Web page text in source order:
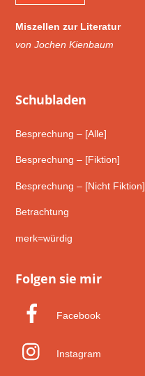
Miszellen zur Literatur
von Jochen Kienbaum
Schub­laden
Besprechung – [Alle]
Besprechung – [Fiktion]
Besprechung – [Nicht Fiktion]
Betrachtung
merk=würdig
Folgen sie mir
Facebook
Instagram